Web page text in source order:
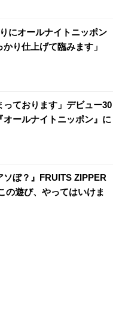
にオールナイトニッポン
り仕上げて臨みます」
っております」デビュー30
オールナイトニッポン』に
ソぼ？』FRUITS ZIPPER
の遊び、やってはいけま